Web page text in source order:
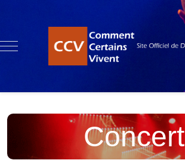
Mobile Menu Toggle
Concert